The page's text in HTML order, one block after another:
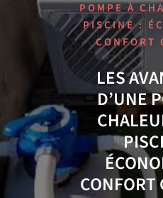
POMPE À
PISCINE :
CONFORT
LES
D’UNE
CONFORT